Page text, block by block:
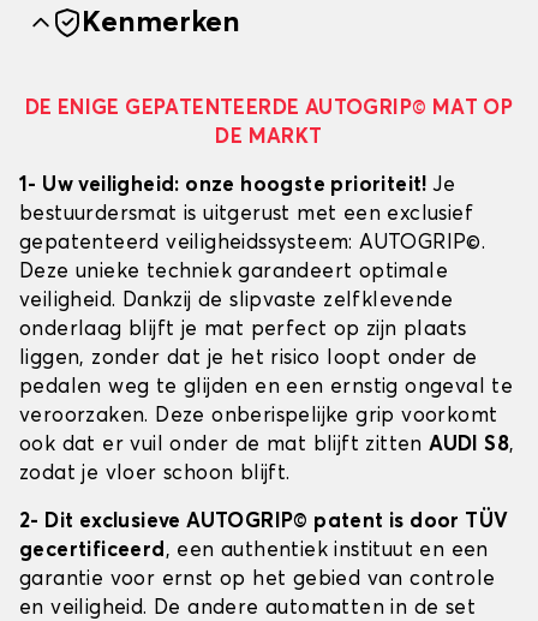
Kenmerken
DE ENIGE GEPATENTEERDE AUTOGRIP© MAT OP
DE MARKT
1- Uw veiligheid: onze hoogste prioriteit!Je
bestuurdersmat is uitgerust met een exclusief
gepatenteerd veiligheidssysteem: AUTOGRIP©.
Deze unieke techniek garandeert optimale
veiligheid. Dankzij de slipvaste zelfklevende
onderlaag blijft je mat perfect op zijn plaats
liggen, zonder dat je het risico loopt onder de
pedalen weg te glijden en een ernstig ongeval te
veroorzaken. Deze onberispelijke grip voorkomt
ook dat er vuil onder de mat blijft zittenAUDI S8,
zodat je vloer schoon blijft.
2- Dit exclusieve AUTOGRIP© patent is door TÜV
gecertificeerd, een authentiek instituut en een
garantie voor ernst op het gebied van controle
en veiligheid. De andere automatten in de set